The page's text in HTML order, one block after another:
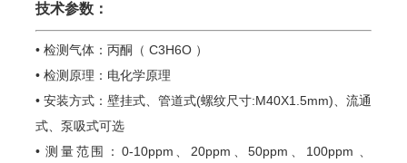
技术参数：
• 检测气体：丙酮 （ C3H6O ）
• 检测原理：电化学原理
• 安装方式：壁挂式、管道式(螺纹尺寸:M40X1.5mm)、流通
式、泵吸式可选
• 测量范围：0-10ppm、20ppm、50ppm、100ppm 、